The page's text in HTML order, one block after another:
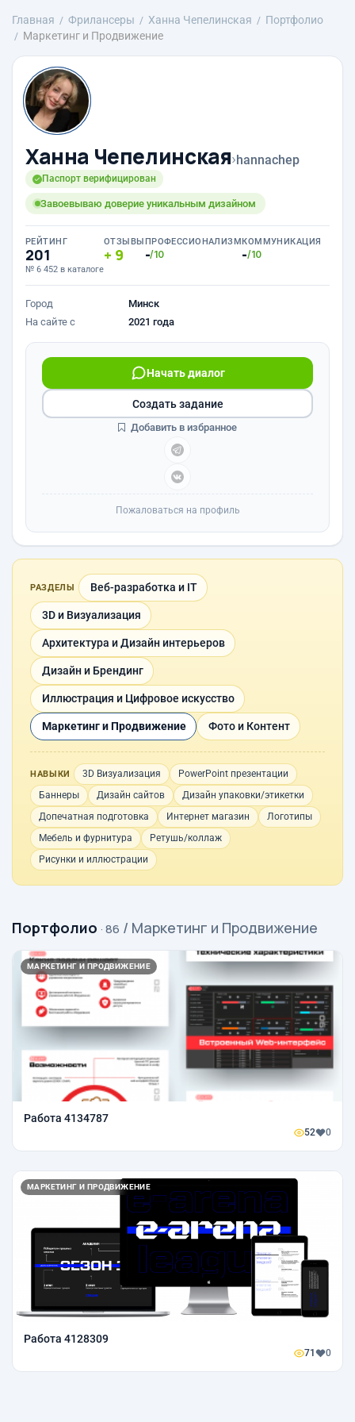
Главная Фрилансеры Ханна Чепелинская
Портфолио
Маркетинг и Продвижение
Ханна Чепелинская›hannachep
Паспорт верифицирован
Завоевываю доверие уникальным дизайном
РЕЙТИНГ
201
№ 6 452 в каталоге
ОТЗЫВЫ
9
ПРОФЕССИОНАЛИЗМ
-/10
КОММУНИКАЦИЯ
-/10
Город
Минск
На сайте с
2021 года
Начать диалог
Создать задание
Добавить в избранное
Пожаловаться на профиль
РАЗДЕЛЫ Веб-разработка и IT
3D и Визуализация
Архитектура и Дизайн интерьеров
Дизайн и Брендинг
Иллюстрация и Цифровое искусство
Маркетинг и Продвижение Фото и Контент
НАВЫКИ 3D Визуализация
PowerPoint презентации
Баннеры
Дизайн сайтов
Дизайн упаковки/этикетки
Допечатная подготовка
Интернет магазин
Логотипы
Мебель и фурнитура
Ретушь/коллаж
Рисунки и иллюстрации
Портфолио · 86 / Маркетинг и Продвижение
МАРКЕТИНГ И ПРОДВИЖЕНИЕ
Работа 4134787
52 0
МАРКЕТИНГ И ПРОДВИЖЕНИЕ
Работа 4128309
71 0